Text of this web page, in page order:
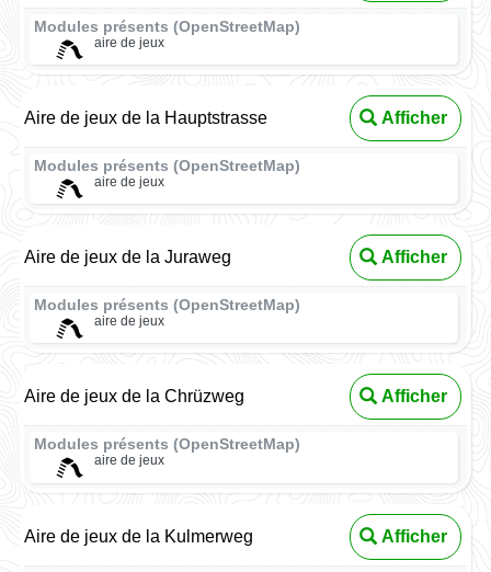
Modules présents (OpenStreetMap)
aire de jeux
Aire de jeux de la Hauptstrasse Afficher
Modules présents (OpenStreetMap)
aire de jeux
Aire de jeux de la Juraweg Afficher
Modules présents (OpenStreetMap)
aire de jeux
Aire de jeux de la Chrüzweg Afficher
Modules présents (OpenStreetMap)
aire de jeux
Aire de jeux de la Kulmerweg Afficher